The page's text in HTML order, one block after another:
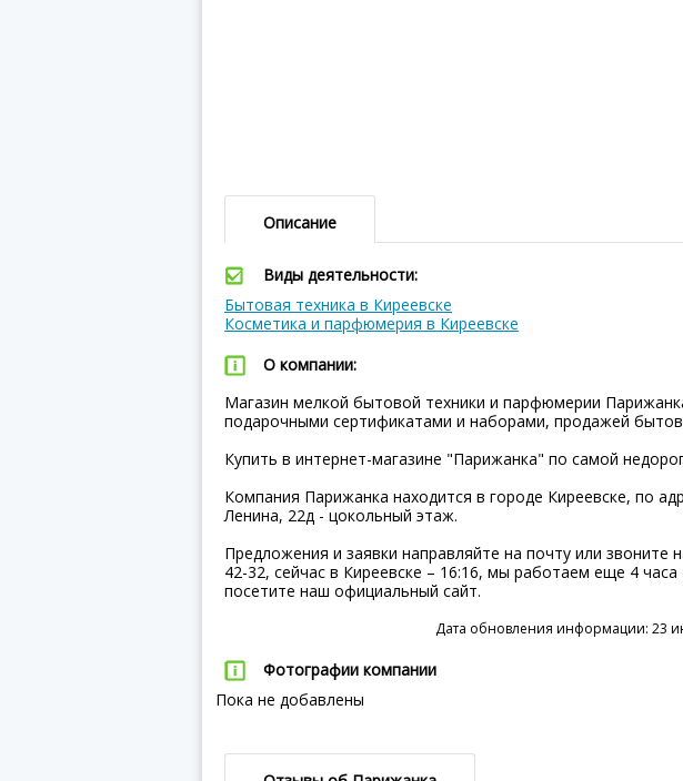
Описание
Виды деятельности:
Бытовая техника в Киреевске
Косметика и парфюмерия в Киреевске
О компании:
Магазин мелкой бытовой техники и парфюмерии
подарочными сертификатами и наборами, продажей
Купить в интернет-магазине "Парижанка" по самой
Компания Парижанка находится в городе Киреевске, по
Ленина, 22д - цокольный этаж.
Предложения и заявки направляйте на почту или звоните
42-32, сейчас в Киреевске – 16:16, мы работаем еще 4
посетите наш официальный сайт.
Дата обновления информации: 23
Фотографии компании
Пока не добавлены